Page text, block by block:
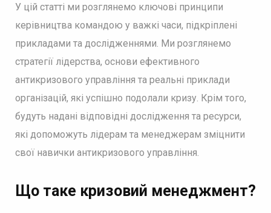
У цій статті ми розглянемо ключові принципи
керівництва командою у важкі часи, підкріплені
прикладами та дослідженнями. Ми розглянемо
стратегії лідерства, основи ефективного
антикризового управління та реальні приклади
організацій, які успішно подолали кризу. Крім того,
будуть надані відповідні дослідження та ресурси,
які допоможуть лідерам та менеджерам зміцнити
свої навички антикризового управління.
Що таке кризовий менеджмент?